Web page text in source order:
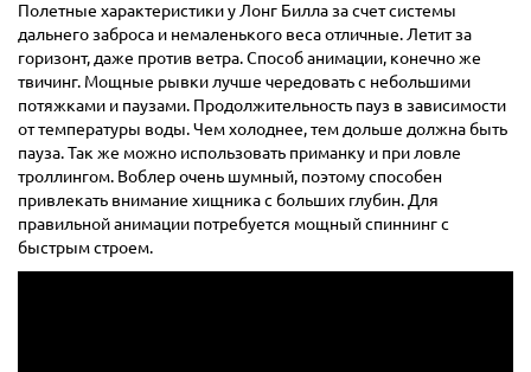
Полетные характеристики у Лонг Билла за счет системы
дальнего заброса и немаленького веса отличные. Летит за
горизонт, даже против ветра. Способ анимации, конечно же
твичинг. Мощные рывки лучше чередовать с небольшими
потяжками и паузами. Продолжительность пауз в зависимости
от температуры воды. Чем холоднее, тем дольше должна быть
пауза. Так же можно использовать приманку и при ловле
троллингом. Воблер очень шумный, поэтому способен
привлекать внимание хищника с больших глубин. Для
правильной анимации потребуется мощный спиннинг с
быстрым строем.